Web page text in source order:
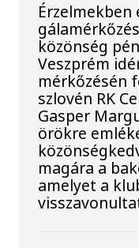
Érzelmekben
közönség
Veszprém
mérkőzésén
szlovén RK
Gasper
örökre
magára a
amelyet a